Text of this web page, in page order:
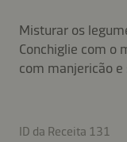
Misturar os
Conchiglie com o
com manjericão e
ID da Receita 131